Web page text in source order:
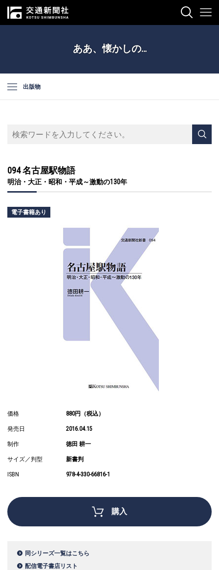
ああ、懐かしの…
出版物
094 名古屋駅物語
明治・大正・昭和・平成～激動の130年
電子書籍あり
価格 880円（税込）
発売日 2016.04.15
制作 徳田 耕一
サイズ／判型 新書判
ISBN 978-4-330-66816-1
購入
同シリーズ一覧はこちら
配信電子書店リスト